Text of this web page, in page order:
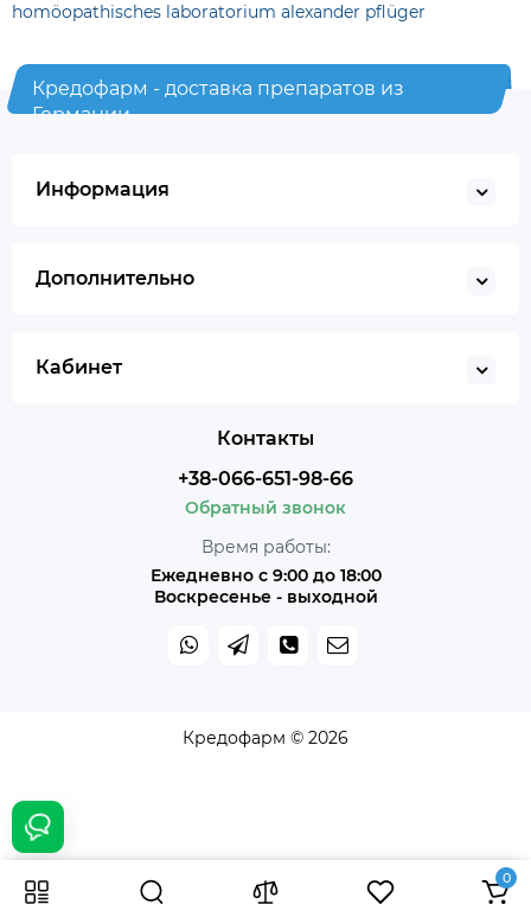
0
homöopathisches laboratorium alexander pflüger
4 002 грн В корзину
Кредофарм - доставка препаратов из
Германии
Информация
Дополнительно
Кабинет
Контакты
+38-066-651-98-66
Обратный звонок
Время работы:
Ежедневно с 9:00 до 18:00
Воскресенье - выходной
Кредофарм © 2026